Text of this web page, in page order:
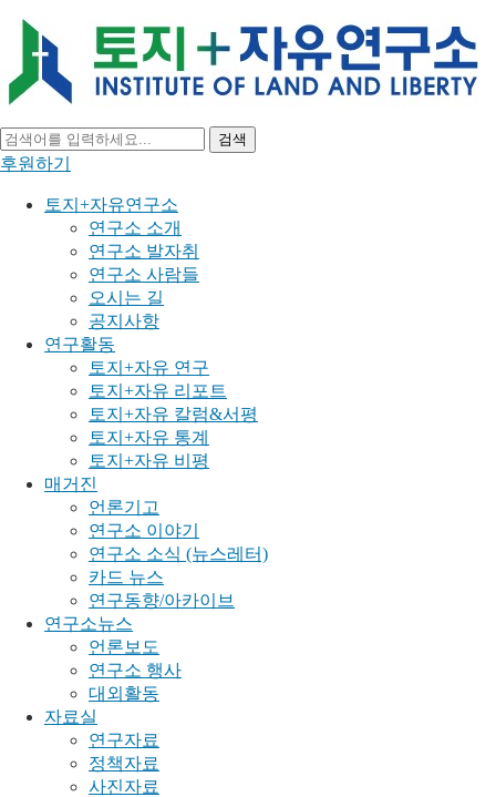
검색
후원하기
토지+자유연구소
연구소 소개
연구소 발자취
연구소 사람들
오시는 길
공지사항
연구활동
토지+자유 연구
토지+자유 리포트
토지+자유 칼럼&서평
토지+자유 통계
토지+자유 비평
매거진
언론기고
연구소 이야기
연구소 소식 (뉴스레터)
카드 뉴스
연구동향/아카이브
연구소뉴스
언론보도
연구소 행사
대외활동
자료실
연구자료
정책자료
사진자료